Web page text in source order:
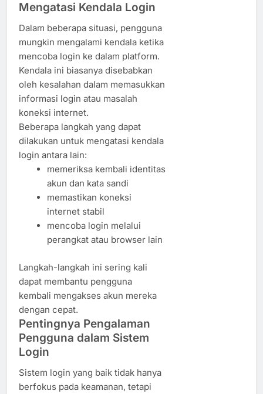
Mengatasi Kendala Login
Dalam beberapa situasi, pengguna
mungkin mengalami kendala ketika
mencoba login ke dalam platform.
Kendala ini biasanya disebabkan
oleh kesalahan dalam memasukkan
informasi login atau masalah
koneksi internet.
Beberapa langkah yang dapat
dilakukan untuk mengatasi kendala
login antara lain:
memeriksa kembali identitas
akun dan kata sandi
memastikan koneksi
internet stabil
mencoba login melalui
perangkat atau browser lain
Langkah-langkah ini sering kali
dapat membantu pengguna
kembali mengakses akun mereka
dengan cepat.
Pentingnya Pengalaman
Pengguna dalam Sistem
Login
Sistem login yang baik tidak hanya
berfokus pada keamanan, tetapi